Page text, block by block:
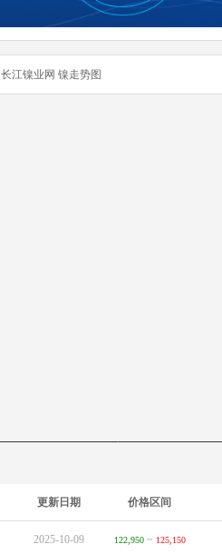
长江镍业网 镍走势图
更新日期 价格区间
2025-10-09 122,950~ 125,150